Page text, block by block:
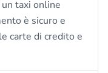
taxi online
è sicuro e
carte di credito e